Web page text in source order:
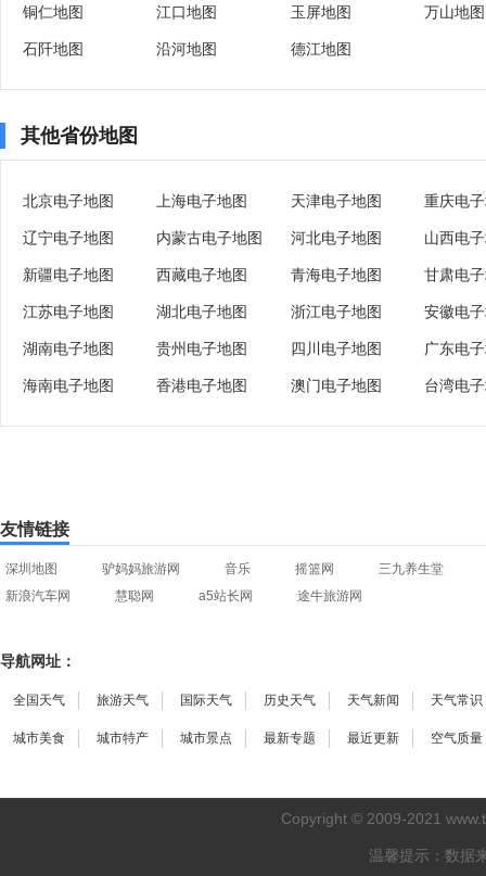
铜仁地图 江口地图 玉屏地图 万山地图
石阡地图 沿河地图 德江地图
其他省份地图
北京电子地图 上海电子地图 天津电子地图 重庆电
辽宁电子地图 内蒙古电子地图 河北电子地图 山西电
新疆电子地图 西藏电子地图 青海电子地图 甘肃电
江苏电子地图 湖北电子地图 浙江电子地图 安徽电
湖南电子地图 贵州电子地图 四川电子地图 广东电
海南电子地图 香港电子地图 澳门电子地图 台湾电
友情链接
深圳地图 驴妈妈旅游网 音乐 摇篮网
三九养生堂
新浪汽车网
慧聪网 a5站长网 途牛旅游网
导航网址：
全国天气 旅游天气 国际天气 历史天气 天气新闻 天气常识
城市美食 城市特产 城市景点 最新专题 最近更新 空气质量
Copyright © 2009-2021
温馨提示：数据